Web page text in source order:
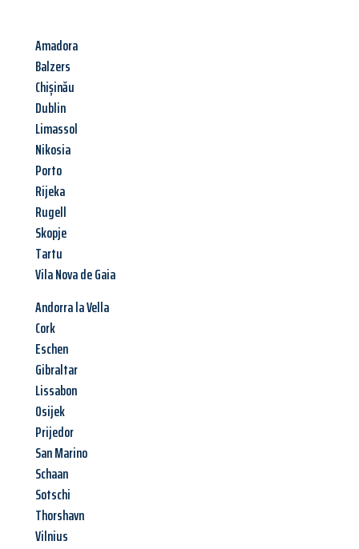
Amadora
Balzers
Chișinău
Dublin
Limassol
Nikosia
Porto
Rijeka
Rugell
Skopje
Tartu
Vila Nova de Gaia
Andorra la Vella
Cork
Eschen
Gibraltar
Lissabon
Osijek
Prijedor
San Marino
Schaan
Sotschi
Thorshavn
Vilnius